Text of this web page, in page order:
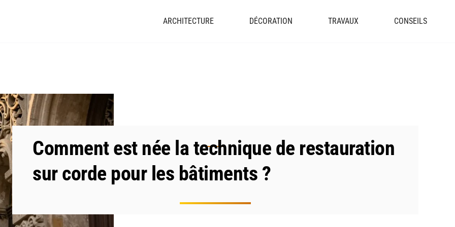
ARCHITECTURE DÉCORATION TRAVAUX CONSEILS
Comment est née la technique de restauration
sur corde pour les bâtiments ?